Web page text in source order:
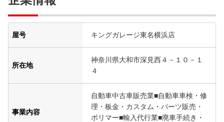
屋号 キングガレージ東名横浜店
所在地
神奈川県大和市深見西４－１０－１
４
事業内容
自動車中古車販売業■自動車車検・修
理・板金・カスタム・パーツ販売・
ポリマー■輸入代行業■廃車手続き・